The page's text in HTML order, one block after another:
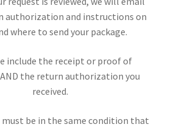
authorization and instructions on
where to send your package.
include the receipt or proof of
the return authorization you
received.
must be in the same condition that